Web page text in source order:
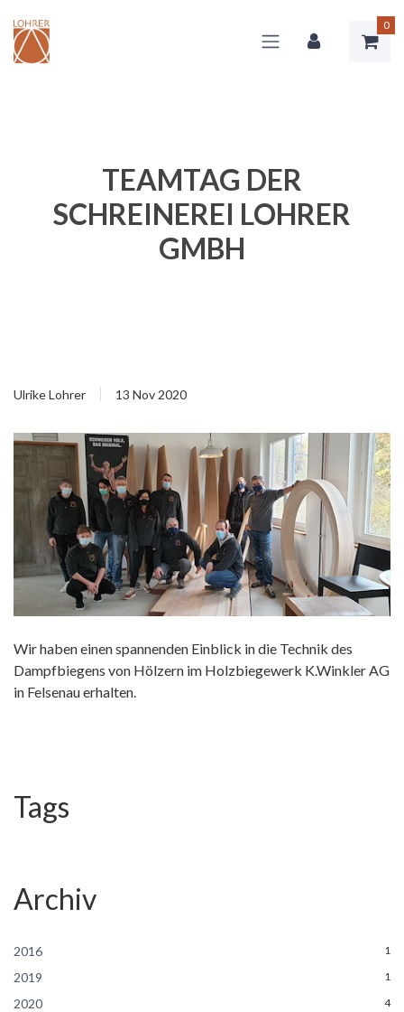
0
TEAMTAG DER
SCHREINEREI LOHRER
GMBH
Ulrike Lohrer 13 Nov 2020
Wir haben einen spannenden Einblick in die Technik des
Dampfbiegens von Hölzern im Holzbiegewerk K.Winkler AG
in Felsenau erhalten.
Tags
Archiv
2016 1
2019 1
2020 4